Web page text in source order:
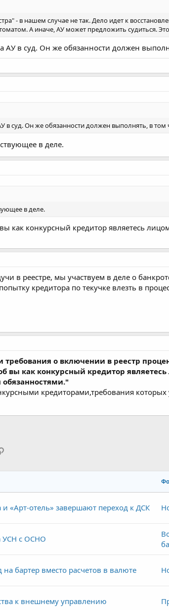
- в нашем случае не так. Дело идет к
А иначе, АУ может предложить судиться.
в суд. Он же обязанности должен
суд. Он же обязанности должен выполнять, в том
в деле.
в деле.
вы как конкурсный кредитор являетесь
в реестре, мы участвуем в деле о
кредитора по текучке влезть в
о включении в реестр
вы как конкурсный кредитор
кредиторами,требования
почта
Ссылка
и «Арт-отель» завершают переход к ДСК
УСН с ОСНО
бартер вместо расчетов в валюте
к внешнему управлению